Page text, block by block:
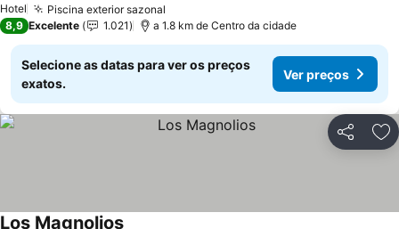
Hotel Piscina exterior sazonal
8,9 Excelente 1.021 a 1.8 km de Centro da cidade
Selecione as datas para ver os preços
exatos.
Ver preços
Partilhar
Los Magnolios